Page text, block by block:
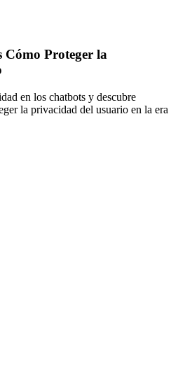
Cómo Proteger la
en los chatbots y descubre
la privacidad del usuario en la era